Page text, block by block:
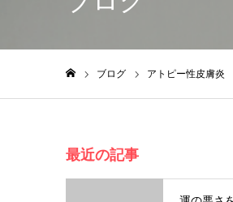
ブログ アトピー性皮膚炎
最近の記事